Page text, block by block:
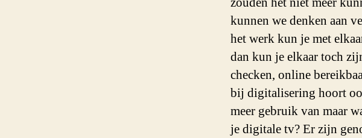
kunnen we denken aan
het werk kun je met
dan kun je elkaar toch
checken, online
bij digitalisering hoort
meer gebruik van maar
je digitale tv? Er zijn